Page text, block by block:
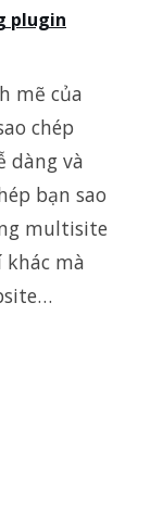
plugin
mẽ của
chép
dàng và
bạn sao
multisite
mà